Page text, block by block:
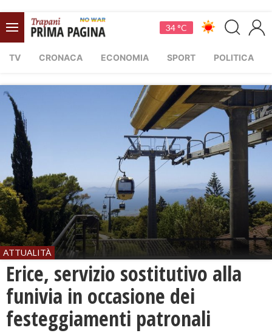
34 °C
TV CRONACA ECONOMIA SPORT POLITICA
ATTUALITÀ
​Erice, servizio sostitutivo alla
funivia in occasione dei
festeggiamenti patronali